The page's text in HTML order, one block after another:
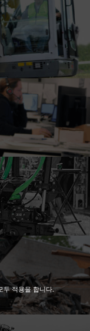
두 적용을 합니다.